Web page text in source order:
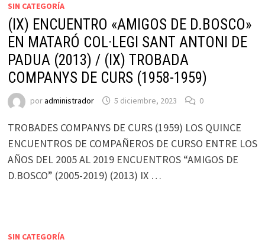
SIN CATEGORÍA
(IX) ENCUENTRO «AMIGOS DE D.BOSCO»
EN MATARÓ COL·LEGI SANT ANTONI DE
PADUA (2013) / (IX) TROBADA
COMPANYS DE CURS (1958-1959)
poradministrador 5 diciembre, 2023 0
TROBADES COMPANYS DE CURS (1959) LOS QUINCE
ENCUENTROS DE COMPAÑEROS DE CURSO ENTRE LOS
AÑOS DEL 2005 AL 2019 ENCUENTROS “AMIGOS DE
D.BOSCO” (2005-2019) (2013) IX …
SIN CATEGORÍA